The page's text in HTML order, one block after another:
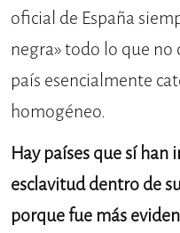
oficial de España
negra» todo lo que no
país esencialmente
homogéneo.
Hay países que sí
esclavitud dentro de
porque fue más